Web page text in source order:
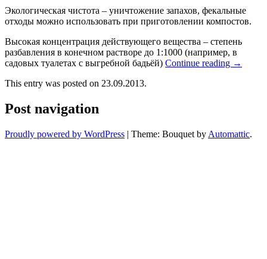
Экологическая чистота – уничтожение запахов, фекальные
отходы можно использовать при приготовлении компостов.
Высокая концентрация действующего вещества – степень
разбавления в конечном растворе до 1:1000 (например, в
садовых туалетах с выгребной бадьёй) Continue reading →
This entry was posted on 23.09.2013.
Post navigation
Proudly powered by WordPress | Theme: Bouquet by Automattic.